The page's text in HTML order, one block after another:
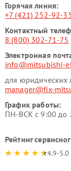
Горячая линия:
+7 (421) 252-92-
Контактный
8 (800) 302-71-75
Электронная
info@mitsubishi-
для юридических
manager@fix-
График работы:
ПН-ВСК с 9:00 до
Рейтинг
4.9-5.0